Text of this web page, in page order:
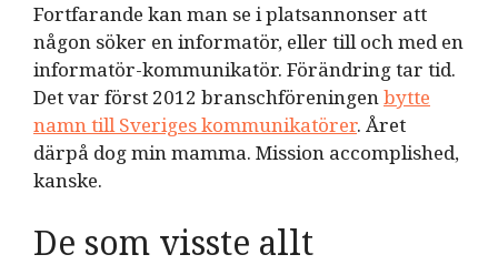
Fortfarande kan man se i platsannonser att
någon söker en informatör, eller till och med en
informatör-kommunikatör. Förändring tar tid.
Det var först 2012 branschföreningenbytte
namn till Sveriges kommunikatörer. Året
därpå dog min mamma. Mission accomplished,
kanske.
De som visste allt